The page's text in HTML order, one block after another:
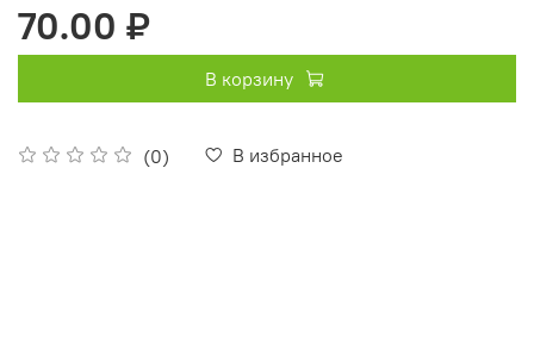
(0) В избранное
70.00 ₽
В корзину